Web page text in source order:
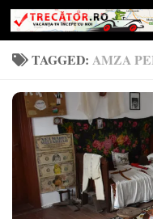
Skip to content
TAGGED: AMZA